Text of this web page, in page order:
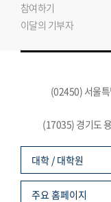
참여하기
이달의 기부자
(02450) 서울
(17035) 경기도
대학 / 대학원
주요 홈페이지